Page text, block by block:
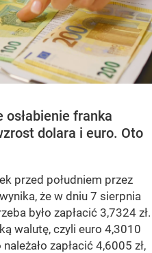
franka
dolara i euro. Oto
przed południem przez
że w dniu 7 sierpnia
było zapłacić 3,7324 zł.
walutę, czyli euro 4,3010
zapłacić 4,6005 zł,